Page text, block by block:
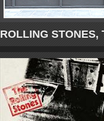
ROLLING